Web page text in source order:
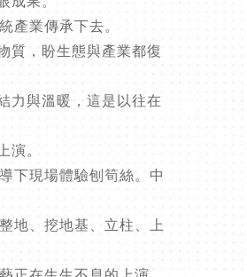
產業傳承下去。
質，盼生態與產業都復
力與溫暖，這是以往在
演。
下現場體驗刨筍絲。中
地、挖地基、立柱、上